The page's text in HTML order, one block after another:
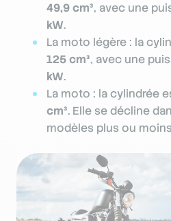
49,9 cm³, avec une
kW.
La moto légère : la
125 cm³, avec une
kW.
La moto : la cylindrée
cm³. Elle se décline
modèles plus ou